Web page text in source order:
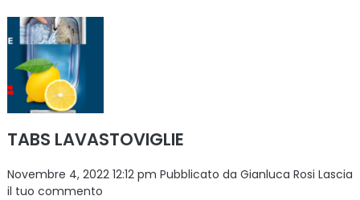
TABS LAVASTOVIGLIE
Novembre 4, 2022 12:12 pm Pubblicato da Gianluca Rosi Lascia
il tuo commento